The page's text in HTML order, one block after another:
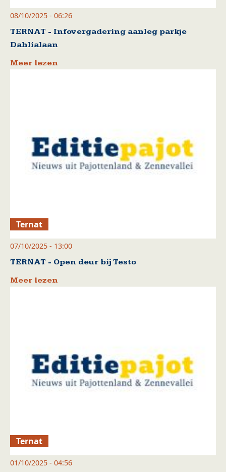
08/10/2025 - 06:26
TERNAT - Infovergadering aanleg parkje
Dahlialaan
Meer lezen
Ternat
07/10/2025 - 13:00
TERNAT - Open deur bij Testo
Meer lezen
Ternat
01/10/2025 - 04:56